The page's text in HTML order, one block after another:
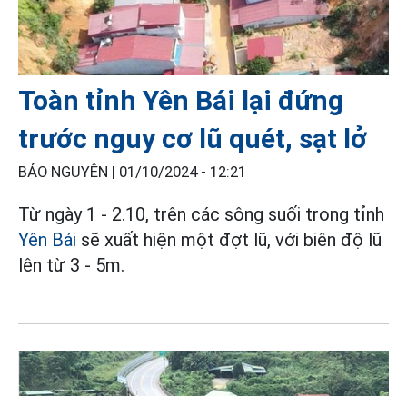
Toàn tỉnh Yên Bái lại đứng
trước nguy cơ lũ quét, sạt lở
BẢO NGUYÊN | 01/10/2024 - 12:21
Từ ngày 1 - 2.10, trên các sông suối trong tỉnh
Yên Bái sẽ xuất hiện một đợt lũ, với biên độ lũ
lên từ 3 - 5m.